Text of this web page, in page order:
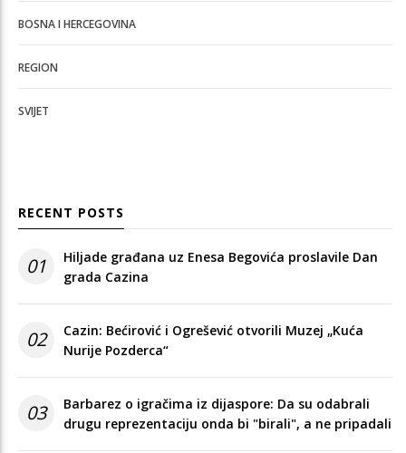
BOSNA I HERCEGOVINA
REGION
SVIJET
RECENT POSTS
01
Hiljade građana uz Enesa Begovića proslavile Dan
grada Cazina
02
Cazin: Bećirović i Ogrešević otvorili Muzej „Kuća
Nurije Pozderca“
03
Barbarez o igračima iz dijaspore: Da su odabrali
drugu reprezentaciju onda bi "birali", a ne pripadali